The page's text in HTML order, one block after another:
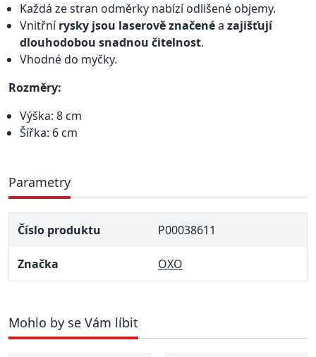
Každá ze stran odměrky nabízí odlišené objemy.
Vnitřnírysky jsou laserově značenéa zajišťují
dlouhodobou snadnou čitelnost.
Vhodné do myčky.
Rozměry:
Výška: 8 cm
Šířka: 6 cm
Parametry
Číslo produktu P00038611
Značka OXO
Mohlo by se Vám líbit